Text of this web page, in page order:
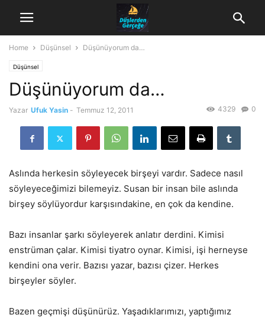
Home Düşünsel Düşünüyorum da…
Düşünsel
Düşünüyorum da…
Yazar Ufuk Yasin - Temmuz 12, 2011 0
4329
Aslında herkesin söyleyecek birşeyi vardır. Sadece nasıl
söyleyeceğimizi bilemeyiz. Susan bir insan bile aslında
birşey söylüyordur karşısındakine, en çok da kendine.
Bazı insanlar şarkı söyleyerek anlatır derdini. Kimisi
enstrüman çalar. Kimisi tiyatro oynar. Kimisi, işi herneyse
kendini ona verir. Bazısı yazar, bazısı çizer. Herkes
birşeyler söyler.
Bazen geçmişi düşünürüz. Yaşadıklarımızı, yaptığımız